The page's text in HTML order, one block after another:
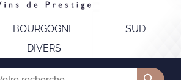
BOURGOGNE
SUD
DIVERS